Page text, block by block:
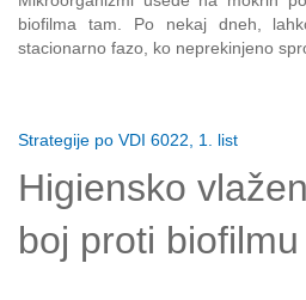
biofilma tam. Po nekaj dneh,
stacionarno fazo, ko neprekinjeno
Strategije po VDI 6022, 1. list
Higiensko
boj proti biofilmu